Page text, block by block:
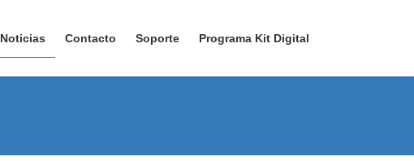
Noticias Contacto Soporte Programa Kit Digital